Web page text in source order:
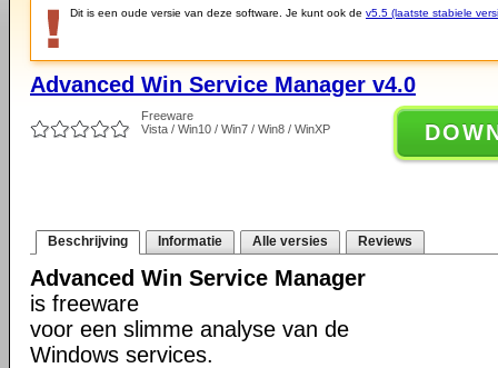
Dit is een oude versie van deze software. Je kunt ook de v5.5 (laatste stabiele
Advanced Win Service Manager v4.0
Freeware
Vista / Win10 / Win7 / Win8 / WinXP
Beschrijving Informatie Alle versies Reviews
Advanced Win Service Manager
is freeware
voor een slimme analyse van de
Windows services.